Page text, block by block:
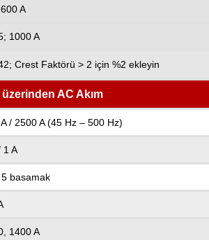
A
1000 A
Crest Faktörü > 2 için %2 ekleyin
AC Akım
/ 2500 A (45 Hz – 500 Hz)
1 A
basamak
1400 A